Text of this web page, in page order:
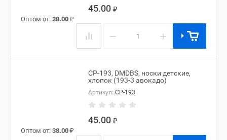
45.00 ₽
Оптом от: 38.00 ₽
− +
CP-193, DMDBS, носки детские,
хлопок (193-3 авокадо)
Артикул: CP-193
45.00 ₽
Оптом от: 38.00 ₽